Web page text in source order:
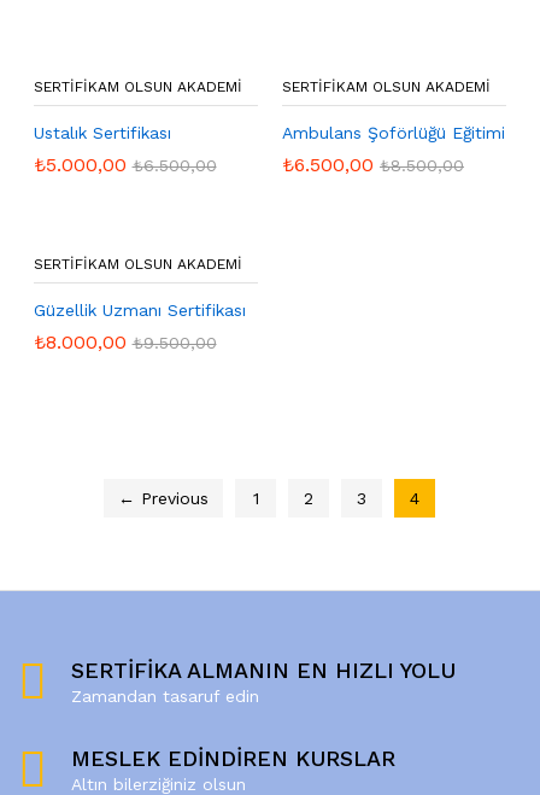
SERTIFIKAM OLSUN AKADEMI
Ustalık Sertifikası
₺5.000,00 ₺6.500,00
SERTIFIKAM OLSUN AKADEMI
Ambulans Şoförlüğü Eğitimi
₺6.500,00 ₺8.500,00
SERTIFIKAM OLSUN AKADEMI
Güzellik Uzmanı Sertifikası
₺8.000,00 ₺9.500,00
← Previous 1 2 3 4
SERTİFİKA ALMANIN EN HIZLI YOLU
Zamandan tasaruf edin
MESLEK EDİNDİREN KURSLAR
Altın bilerziğiniz olsun